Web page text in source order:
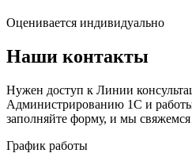
Оценивается индивидуально
Наши контакты
Нужен доступ к Линии
Администрированию 1С и
заполняйте форму, и мы
График работы